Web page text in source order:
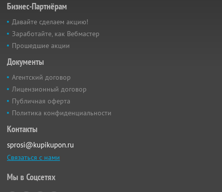
Бизнес-Партнёрам
Давайте сделаем акцию!
Заработайте, как Вебмастер
Прошедшие акции
Документы
Агентский договор
Лицензионный договор
Публичная оферта
Политика конфиденциальности
Контакты
sprosi@kupikupon.ru
Связаться с нами
Мы в Соцсетях